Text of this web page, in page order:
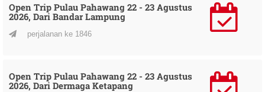
Open Trip Pulau Pahawang 22 - 23 Agustus
2026, Dari Bandar Lampung
perjalanan ke 1846
Open Trip Pulau Pahawang 22 - 23 Agustus
2026, Dari Dermaga Ketapang